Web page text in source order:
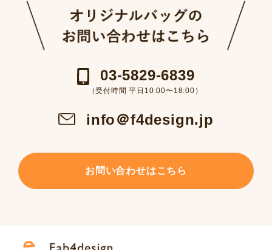
03-5829-6839
（受付時間 平日10:00〜18:00）
info＠f4design.jp
お問い合わせはこちら